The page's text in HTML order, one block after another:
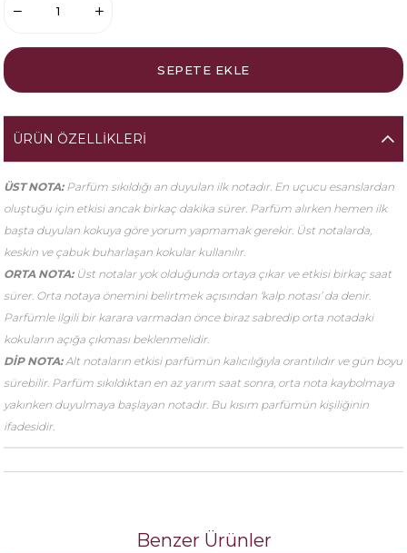
ÜRÜN ÖZELLIKLERI
ÜST NOTA:Parfüm sıkıldığı an duyulan ilk notadır. En uçucu esanslardan
oluştuğu için etkisi ancak birkaç dakika sürer. Parfüm alırken hemen ilk
başta duyulan kokuya göre yorum yapmamak gerekir. Üst notalarda,
keskin ve çabuk buharlaşan kokular kullanılır.
ORTA NOTA: Üst notalar yok olduğunda ortaya çıkar ve etkisi birkaç saat
sürer. Orta notaya önemini belirtmek açısından ‘kalp notası’ da denir.
Parfümle ilgili bir karara varmadan önce biraz sabredip orta notadaki
kokuların açığa çıkması beklenmelidir.
DİP NOTA:Alt notaların etkisi parfümün kalıcılığıyla orantılıdır ve gün boyu
sürebilir. Parfüm sıkıldıktan en az yarım saat sonra, orta nota kaybolmaya
yakınken duyulmaya başlayan notadır. Bu kısım parfümün kişiliğinin
ifadesidir.
Benzer Ürünler